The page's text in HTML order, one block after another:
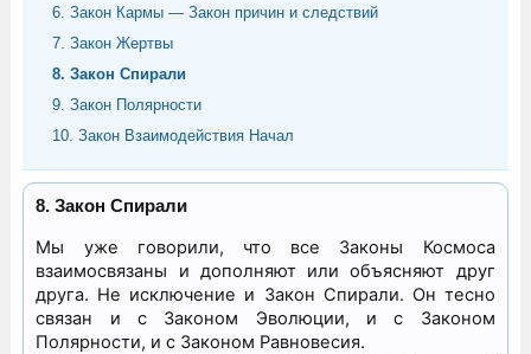
6. Закон Кармы — Закон причин и следствий
7. Закон Жертвы
8. Закон Спирали
9. Закон Полярности
10. Закон Взаимодействия Начал
8. Закон Спирали
Мы уже говорили, что все Законы Космоса
взаимосвязаны и дополняют или объясняют друг
друга. Не исключение и Закон Спирали. Он тесно
связан и с Законом Эволюции, и с Законом
Полярности, и с Законом Равновесия.